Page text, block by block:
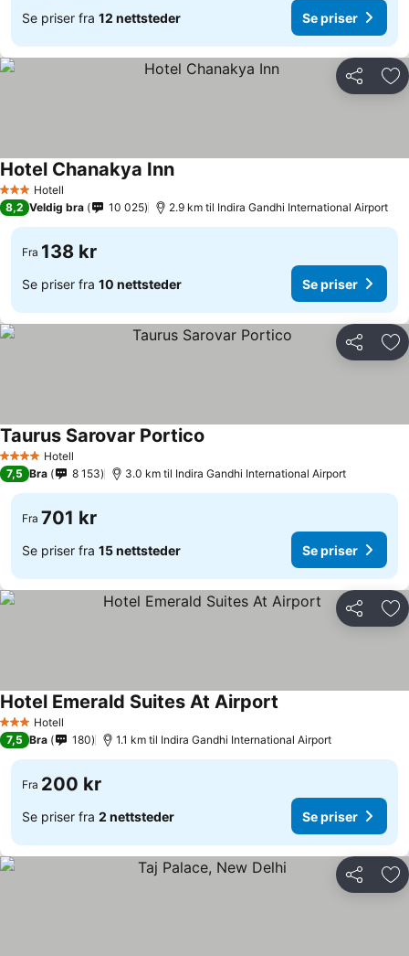
Se priser fra 12 nettsteder Se priser
Del
3 StjernerHotell
Hotel Chanakya Inn
8,2 Veldig bra 10 025 2.9 km til Indira Gandhi International Airport
Fra 138 kr
Se priser fra 10 nettsteder Se priser
Del
4 StjernerHotell
Taurus Sarovar Portico
7,5 Bra 8 153 3.0 km til Indira Gandhi International Airport
Fra 701 kr
Se priser fra 15 nettsteder Se priser
Del
3 StjernerHotell
Hotel Emerald Suites At Airport
7,5 Bra 180 1.1 km til Indira Gandhi International Airport
Fra 200 kr
Se priser fra 2 nettsteder Se priser
Del